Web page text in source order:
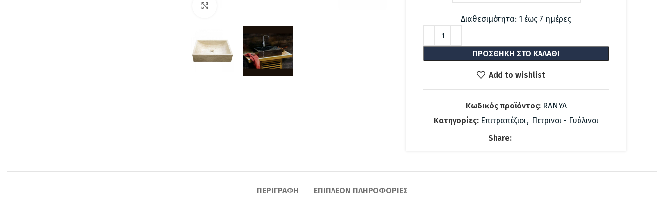
Διαθεσιμότητα: 1 έως 7 ημέρες
ΠΡΟΣΘΉΚΗ ΣΤΟ ΚΑΛΆΘΙ
Add to wishlist
Κωδικός προϊόντος: RANYA
Κατηγορίες: Επιτραπέζιοι , Πέτρινοι - Γυάλινοι
Share:
ΠΕΡΙΓΡΑΦΉ ΕΠΙΠΛΈΟΝ ΠΛΗΡΟΦΟΡΊΕΣ